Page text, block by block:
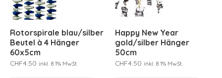
Rotorspirale blau/silber
Beutel à 4 Hänger
60x5cm
CHF4.50 inkl. 8.1% MwSt.
Happy New Year
gold/silber Hänger
50cm
CHF4.50 inkl. 8.1% MwSt.